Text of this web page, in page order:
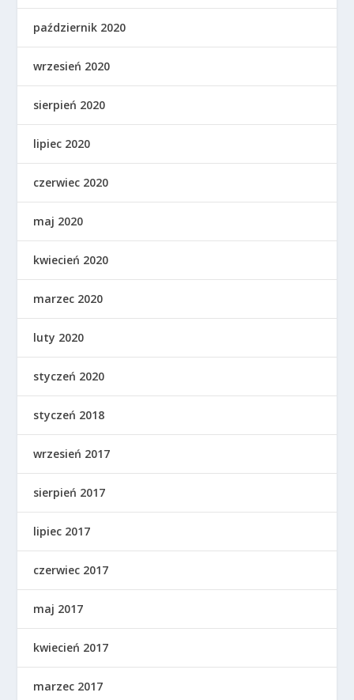
październik 2020
wrzesień 2020
sierpień 2020
lipiec 2020
czerwiec 2020
maj 2020
kwiecień 2020
marzec 2020
luty 2020
styczeń 2020
styczeń 2018
wrzesień 2017
sierpień 2017
lipiec 2017
czerwiec 2017
maj 2017
kwiecień 2017
marzec 2017